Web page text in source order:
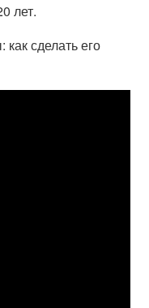
лет.
сделать его